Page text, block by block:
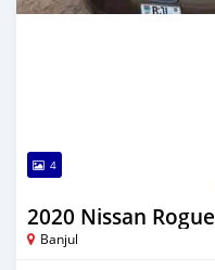
4
2020 Nissan Rogue
Banjul